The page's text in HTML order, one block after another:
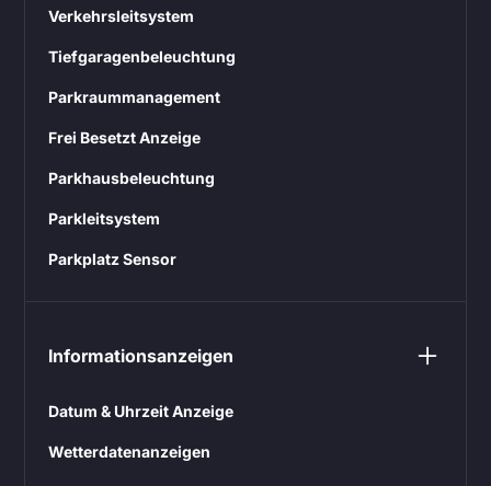
Verkehrsleitsystem
Tiefgaragenbeleuchtung
Parkraummanagement
Frei Besetzt Anzeige
Parkhausbeleuchtung
Parkleitsystem
Parkplatz Sensor
Informationsanzeigen
Datum & Uhrzeit Anzeige
Wetterdatenanzeigen